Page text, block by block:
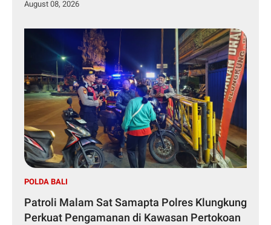
August 08, 2026
POLDA BALI
Patroli Malam Sat Samapta Polres Klungkung
Perkuat Pengamanan di Kawasan Pertokoan